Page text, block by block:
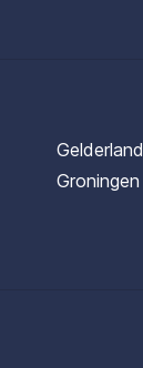
Gelderland
Groningen